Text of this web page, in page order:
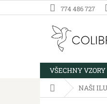
na
774 486 727
VŠECHNY VZORY
Domů NAŠI